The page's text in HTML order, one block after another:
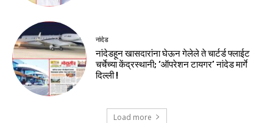
नांदेड
नांदेडहून खासदारांना घेऊन गेलेले ते चार्टर्ड फ्लाईट
चर्चेच्या केंद्रस्थानी; ‘ऑपरेशन टायगर’ नांदेड मार्गे
दिल्ली !
Load more